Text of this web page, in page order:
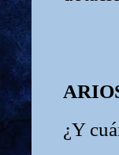
¿Y